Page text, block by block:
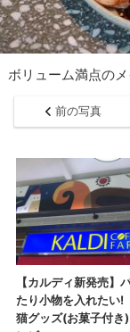
ボリューム満点の
前の写真